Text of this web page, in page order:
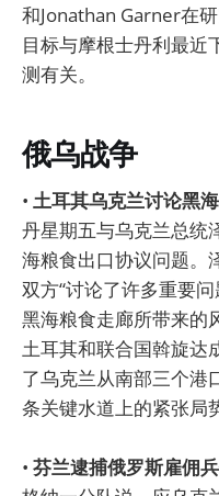
和Jonathan Garner在
目标与摩根士丹利最近
测有关。
俄乌战争
• 土耳其乌克兰讨论黑
丹星期五与乌克兰总统
海粮食出口协议问题。
双方“讨论了许多重要
黑海粮食走廊所带来的
土耳其和联合国斡旋达
了乌克兰从南部三个港
条关键水道上的紧张局
• 芬兰逮捕俄罗斯雇佣